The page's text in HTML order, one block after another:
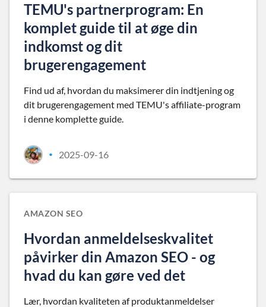
TEMU's partnerprogram: En
komplet guide til at øge din
indkomst og dit
brugerengagement
Find ud af, hvordan du maksimerer din indtjening og
dit brugerengagement med TEMU's affiliate-program
i denne komplette guide.
• 2025-09-16
AMAZON SEO
Hvordan anmeldelseskvalitet
påvirker din Amazon SEO - og
hvad du kan gøre ved det
Lær, hvordan kvaliteten af produktanmeldelser